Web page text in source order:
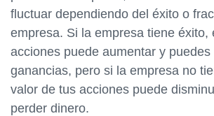
fluctuar dependiendo del éxito o
empresa. Si la empresa tiene éxito,
acciones puede aumentar y
ganancias, pero si la empresa no
valor de tus acciones puede
perder dinero.